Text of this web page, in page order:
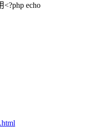
echo